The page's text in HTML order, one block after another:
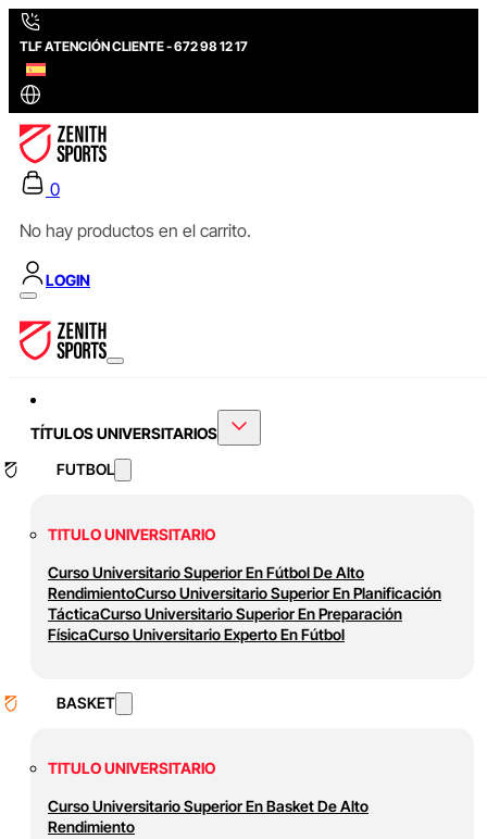
TLF ATENCIÓN CLIENTE - 672 98 12 17
0
No hay productos en el carrito.
LOGIN
TÍTULOS UNIVERSITARIOS
FUTBOL
TITULO UNIVERSITARIO
Curso Universitario Superior En Fútbol De Alto
RendimientoCurso Universitario Superior En Planificación
TácticaCurso Universitario Superior En Preparación
FísicaCurso Universitario Experto En Fútbol
BASKET
TITULO UNIVERSITARIO
Curso Universitario Superior En Basket De Alto
Rendimiento